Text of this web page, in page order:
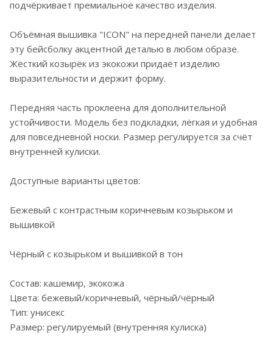
подчёркивает премиальное качество изделия.
Объёмная вышивка "ICON" на передней панели делает
эту бейсболку акцентной деталью в любом образе.
Жёсткий козырёк из экокожи придаёт изделию
выразительности и держит форму.
Передняя часть проклеена для дополнительной
устойчивости. Модель без подкладки, лёгкая и удобная
для повседневной носки. Размер регулируется за счёт
внутренней кулиски.
Доступные варианты цветов:
Бежевый с контрастным коричневым козырьком и
вышивкой
Чёрный с козырьком и вышивкой в тон
Состав: кашемир, экокожа
Цвета: бежевый/коричневый, чёрный/чёрный
Тип: унисекс
Размер: регулируемый (внутренняя кулиска)